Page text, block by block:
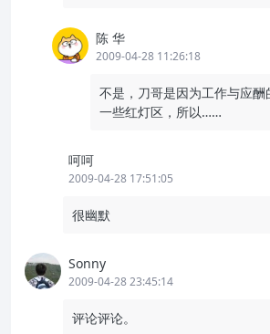
陈 华
2009-04-28 11:26:18
不是，刀哥是因为工作与应酬
一些红灯区，所以……
呵呵
2009-04-28 17:51:05
很幽默
Sonny
2009-04-28 23:45:14
评论评论。